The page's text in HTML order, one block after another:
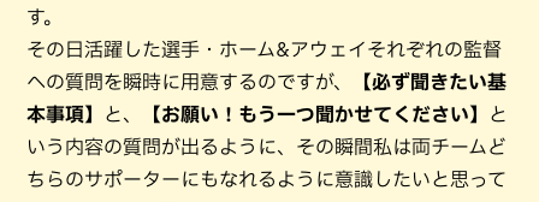
す。
その日活躍した選手・ホーム&アウェイそれぞれの監督
への質問を瞬時に用意するのですが、
【必ず聞きたい基
本事項】
と、 【お願い！もう一つ聞かせてください】
と
いう内容の質問が出るように、その瞬間私は両チームど
ちらのサポーターにもなれるように意識したいと思って